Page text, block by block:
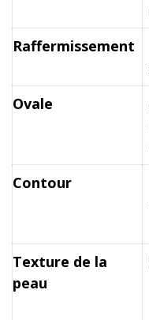
Raffermissement
Ovale
Contour
Texture de la
peau